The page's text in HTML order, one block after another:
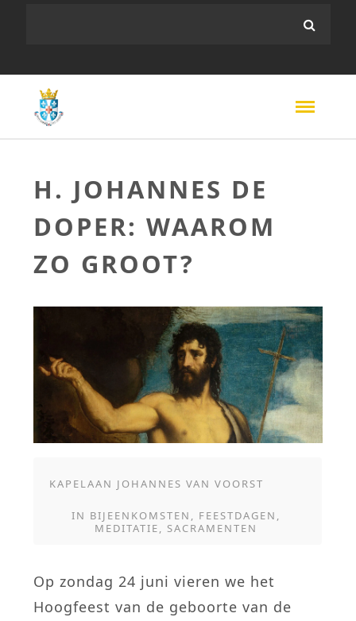
H. JOHANNES DE
DOPER: WAAROM
ZO GROOT?
KAPELAAN JOHANNES VAN VOORST
IN BIJEENKOMSTEN FEESTDAGEN
MEDITATIE
SACRAMENTEN
Op zondag 24 juni vieren we het
Hoogfeest van de geboorte van de